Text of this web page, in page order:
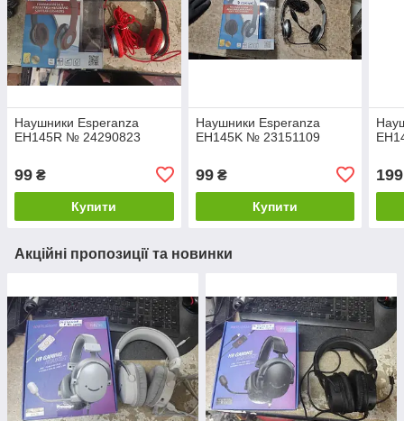
Наушники Esperanza
EH145R № 24290823
99 ₴
Купити
Наушники Esperanza
EH145K № 23151109
99₴
Купити
199
Акційні пропозиції та новинки